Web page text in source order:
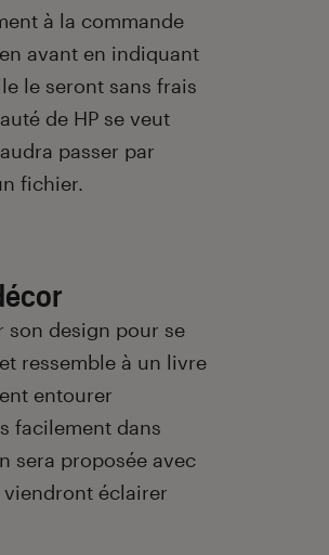
à la commande
avant en indiquant
le seront sans frais
de HP se veut
passer par
fichier.
son design pour se
ressemble à un livre
entourer
facilement dans
sera proposée avec
viendront éclairer